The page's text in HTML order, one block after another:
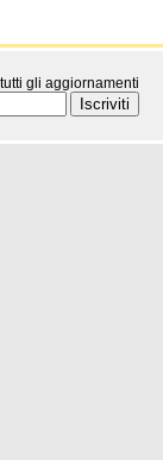
gli aggiornamenti